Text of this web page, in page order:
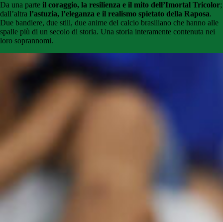
Da una parte il coraggio, la resilienza e il mito dell’Imortal Tricolor;
dall’altra l’astuzia, l’eleganza e il realismo spietato della Raposa.
Due bandiere, due stili, due anime del calcio brasiliano che hanno alle
spalle più di un secolo di storia. Una storia interamente contenuta nei
loro soprannomi.